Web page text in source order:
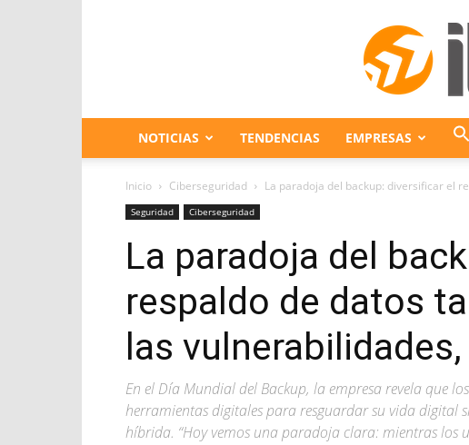
NOTICIAS TENDENCIAS EMPRESAS
Inicio Ciberseguridad La paradoja del backup: diversificar el
Seguridad Ciberseguridad
La paradoja del
respaldo de datos
las
En el Día Mundial del Backup, la empresa revela que
herramientas digitales para resguardar su vida digital
híbrida. “Hoy vemos una paradoja clara: mientras los